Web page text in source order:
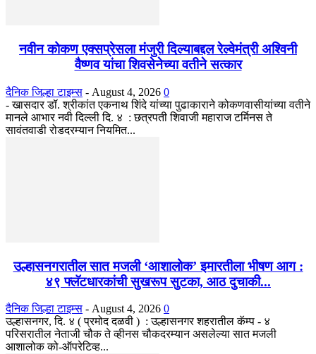
नवीन कोकण एक्सप्रेसला मंजुरी दिल्याबद्दल रेल्वेमंत्री अश्विनी
वैष्णव यांचा शिवसेनेच्या वतीने सत्कार
दैनिक जिल्हा टाइम्स - August 4, 2026 0
- खासदार डॉ. श्रीकांत एकनाथ शिंदे यांच्या पुढाकाराने कोकणवासीयांच्या वतीने
मानले आभार नवी दिल्ली दि. ४ : छत्रपती शिवाजी महाराज टर्मिनस ते
सावंतवाडी रोडदरम्यान नियमित...
उल्हासनगरातील सात मजली ‘आशालोक’ इमारतीला भीषण आग :
४९ फ्लॅटधारकांची सुखरूप सुटका, आठ दुचाकी...
दैनिक जिल्हा टाइम्स - August 4, 2026 0
उल्हासनगर, दि. ४ ( प्रमोद दळवी ) : उल्हासनगर शहरातील कॅम्प - ४
परिसरातील नेताजी चौक ते व्हीनस चौकदरम्यान असलेल्या सात मजली
आशालोक को-ऑपरेटिव्ह...